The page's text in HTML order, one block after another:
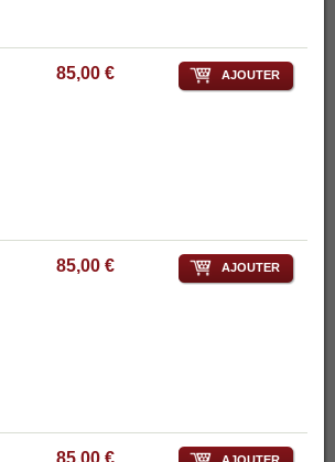
85,00 € AJOUTER
85,00 € AJOUTER
85,00 €